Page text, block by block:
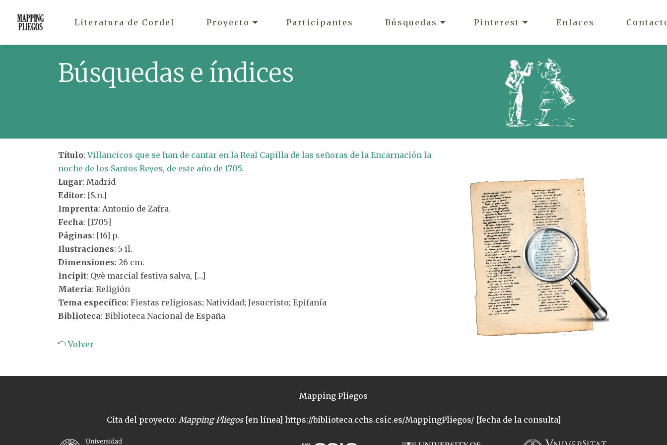
Literatura de Cordel Proyecto Participantes Búsquedas Pinterest Enlaces
Búsquedas e índices
Título:Villancicos que se han de cantar en la Real Capilla de las señoras de la Encarnación la
noche de los Santos Reyes, de este año de 1705.
Lugar: Madrid
Editor: [S.n.]
Imprenta: Antonio de Zafra
Fecha: [1705]
Páginas: [16] p.
Ilustraciones: 5 il.
Dimensiones: 26 cm.
Incipit: Qvè marcial festiva salva, […]
Materia: Religión
Tema específico: Fiestas religiosas; Natividad; Jesucristo; Epifanía
Biblioteca: Biblioteca Nacional de España
Volver
Mapping Pliegos
Cita del proyecto: Mapping Pliegos[en línea] https://biblioteca.cchs.csic.es/MappingPliegos/ [fecha de la consulta]